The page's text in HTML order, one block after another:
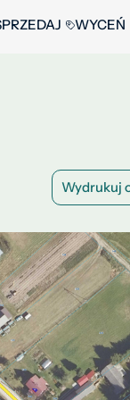
WYCEŃ
Wydrukuj